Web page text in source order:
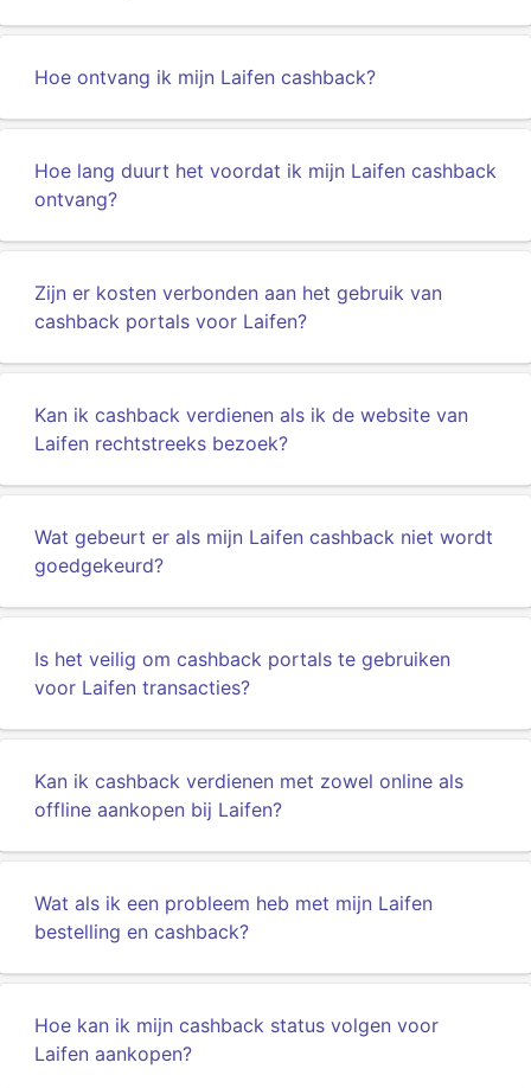
Hoe ontvang ik mijn Laifen cashback?
Hoe lang duurt het voordat ik mijn Laifen cashback
ontvang?
Zijn er kosten verbonden aan het gebruik van
cashback portals voor Laifen?
Kan ik cashback verdienen als ik de website van
Laifen rechtstreeks bezoek?
Wat gebeurt er als mijn Laifen cashback niet wordt
goedgekeurd?
Is het veilig om cashback portals te gebruiken
voor Laifen transacties?
Kan ik cashback verdienen met zowel online als
offline aankopen bij Laifen?
Wat als ik een probleem heb met mijn Laifen
bestelling en cashback?
Hoe kan ik mijn cashback status volgen voor
Laifen aankopen?